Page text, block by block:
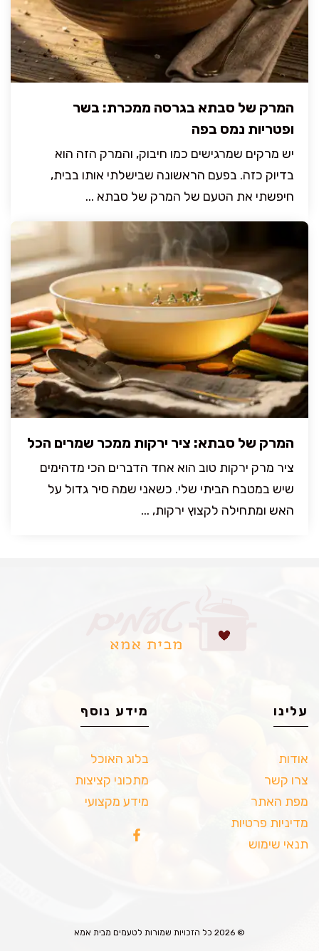
המרק של סבתא בגרסה ממכרת: בשר
ופטריות נמס בפה
יש מרקים שמרגישים כמו חיבוק, והמרק הזה הוא
בדיוק כזה. בפעם הראשונה שבישלתי אותו בבית,
חיפשתי את הטעם של המרק של סבתא ...
המרק של סבתא: ציר ירקות ממכר שמרים הכל
ציר מרק ירקות טוב הוא אחד הדברים הכי מדהימים
שיש במטבח הביתי שלי. כשאני שמה סיר גדול על
האש ומתחילה לקצוץ ירקות, ...
עלינו
אודות
צרו קשר
מפת האתר
מדיניות פרטיות
תנאי שימוש
מידע נוסף
בלוג האוכל
מתכוני קציצות
מידע מקצועי
© 2026 כל הזכויות שמורות לטעמים מבית אמא